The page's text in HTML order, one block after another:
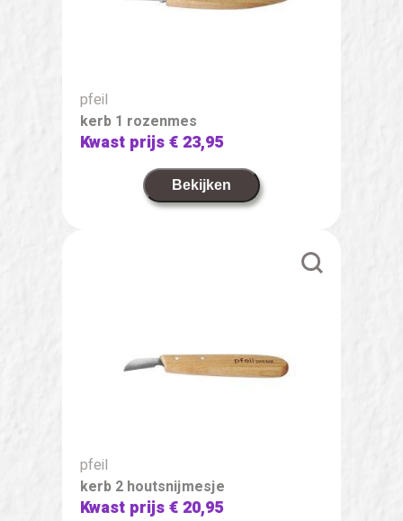
pfeil
kerb 1 rozenmes
Kwast prijs€ 23,95
Bekijken
pfeil
kerb 2 houtsnijmesje
Kwast prijs€ 20,95